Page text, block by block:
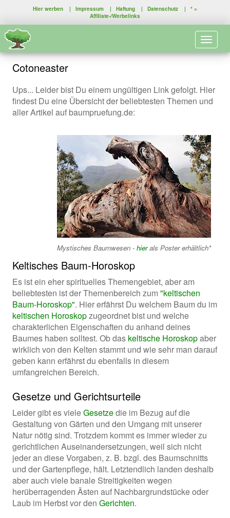
Hier werben | Impressum | Haftung | Datenschutz | * =
Affiliate-/Werbelinks
Cotoneaster
Ups... Leider bist Du einem ungültigen Link gefolgt. Hier
findest Du eine Übersicht der beliebtesten Themen und
aller Artikel auf baumpruefung.de:
Mystisches Baumwesen - hierals Poster erhältlich*
Keltisches Baum-Horoskop
Es ist ein eher spirituelles Themengebiet, aber am
beliebtesten ist der Themenbereich zum "keltischen
Baum-Horoskop". Hier erfährst Du welchem Baum du im
keltischen Horoskopzugeordnet bist und welche
charakterlichen Eigenschaften du anhand deines
Baumes haben solltest. Ob das keltische Horoskopaber
wirklich von den Kelten stammt und wie sehr man darauf
geben kann erfährst du ebenfalls in diesem
umfangreichen Bereich.
Gesetze und Gerichtsurteile
Leider gibt es vieleGesetzedie im Bezug auf die
Gestaltung von Gärten und den Umgang mit unserer
Natur nötig sind. Trotzdem kommt es immer wieder zu
gerichtlichen Auseinandersetzungen, weil sich nicht
jeder an diese Vorgaben, z. B. bzgl. des Baumschnitts
und der Gartenpflege, hält. Letztendlich landen deshalb
aber auch viele banale Streitigkeiten wegen
herüberragenden Ästen auf Nachbargrundstücke oder
Laub im Herbst vor den Gerichten.